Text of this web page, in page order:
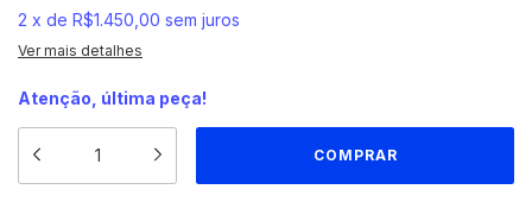
2 x de R$1.450,00 sem juros
Ver mais detalhes
Atenção, última peça!